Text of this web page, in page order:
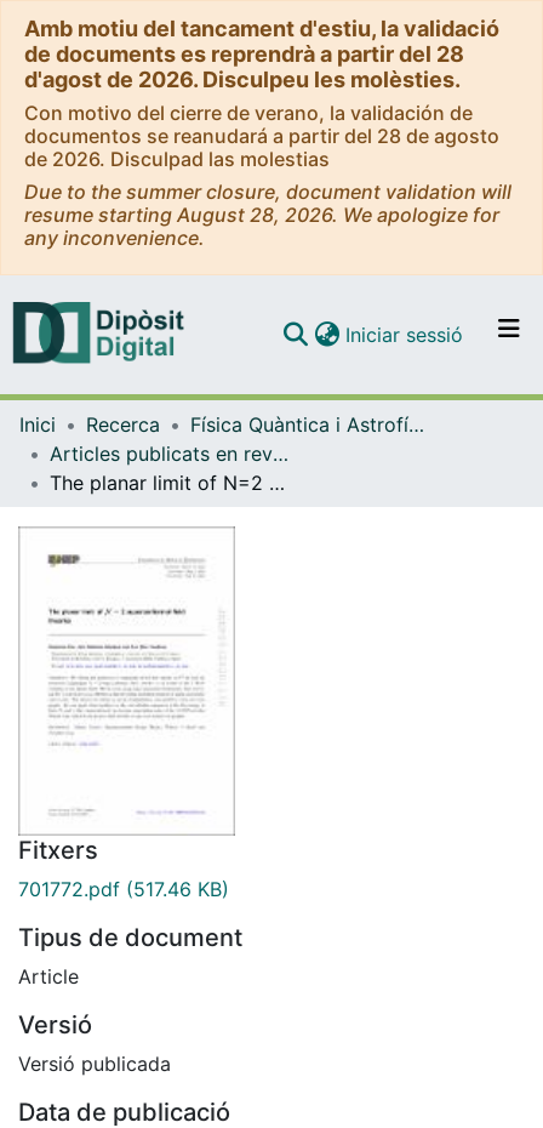
Amb motiu del tancament d'estiu, la validació
de documents es reprendrà a partir del 28
d'agost de 2026. Disculpeu les molèsties.
Con motivo del cierre de verano, la validación de
documentos se reanudará a partir del 28 de agosto
de 2026. Disculpad las molestias
Due to the summer closure, document validation will
resume starting August 28, 2026. We apologize for
any inconvenience.
Navega per tot el DD
Com publicar
Iniciar sessió (current)
Inici Recerca
Física Quàntica i Astrofísica
Articles publicats en revistes (Física Quàntica i Astrofísica)
The planar limit of N=2 superconformal field theories
Fitxers
701772.pdf (517.46 KB)
Tipus de document
Article
Versió
Versió publicada
Data de publicació